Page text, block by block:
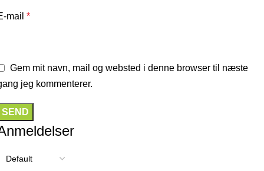
mail *
Gem mit navn, mail og websted i denne browser til næste
jeg kommenterer.